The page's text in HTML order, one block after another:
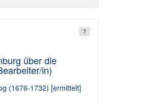
7
über die
in)
(1676-1732) [ermittelt]